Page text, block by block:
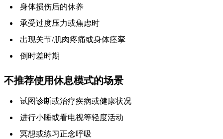
身体损伤后的休养
承受过度压力或焦虑时
出现关节/肌肉疼痛或身体痉挛
倒时差时期
不推荐使用休息模式的场景
试图诊断或治疗疾病或健康状况
进行小睡或看电视等轻度活动
冥想或练习正念呼吸